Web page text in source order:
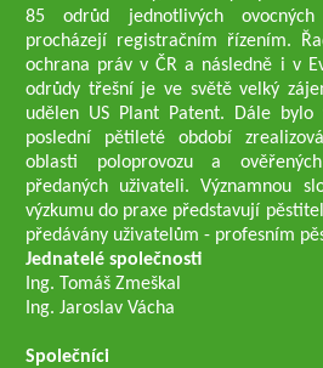
85 odrůd jednotlivých
procházejí registračním řízením.
ochrana práv v ČR a následně i v
odrůdy třešní je ve světě velký
udělen US Plant Patent. Dále bylo
poslední pětileté období
oblasti poloprovozu a
předaných uživateli. Významnou
výzkumu do praxe představují
předávány uživatelům - profesním
Jednatelé společnosti
Ing. Tomáš Zmeškal
Ing. Jaroslav Vácha
Společníci